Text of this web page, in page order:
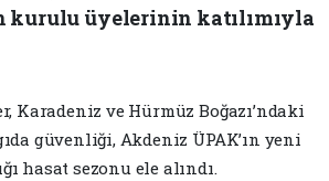
kurulu üyelerinin katılımıyla
ve Hürmüz Boğazı’ndaki
güvenliği, Akdeniz ÜPAK’ın yeni
hasat sezonu ele alındı.